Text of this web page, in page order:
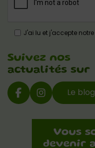
J'ai lu et j'accepte notre
Suivez nos
actualités sur
Le blog